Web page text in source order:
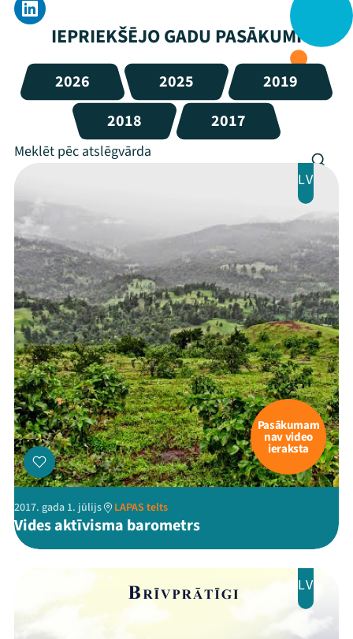
IEPRIEKŠĒJO GADU PASĀKUMI
2026 2025
2019
2018
2017
LV
Pasākumam
nav video
ieraksta
2017. gada 1. jūlijs LAPAS telts
Vides aktīvisma barometrs
LV